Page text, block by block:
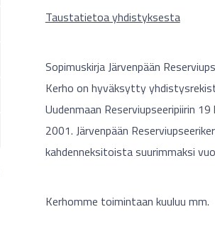
Taustatietoa yhdistyksesta
Sopimuskirja Järvenpään
Kerho on hyväksytty
Uudenmaan Reserviupseeripiirin
2001. Järvenpään
kahdenneksitoista suurimmaksi
Kerhomme toimintaan kuuluu mm.